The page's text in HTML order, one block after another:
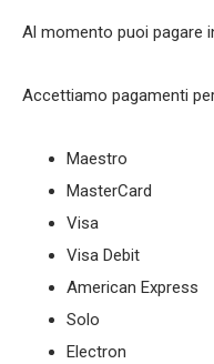
Al momento puoi pagare
Accettiamo pagamenti
Maestro
MasterCard
Visa
Visa Debit
American Express
Solo
Electron